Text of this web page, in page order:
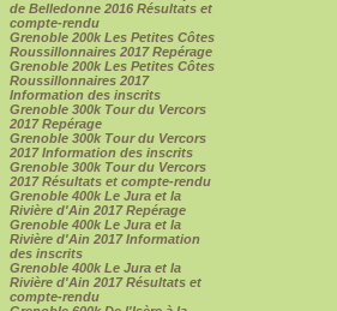
de Belledonne 2016 Résultats et
compte-rendu
Grenoble 200k Les Petites Côtes
Roussillonnaires 2017 Repérage
Grenoble 200k Les Petites Côtes
Roussillonnaires 2017
Information des inscrits
Grenoble 300k Tour du Vercors
2017 Repérage
Grenoble 300k Tour du Vercors
2017 Information des inscrits
Grenoble 300k Tour du Vercors
2017 Résultats et compte-rendu
Grenoble 400k Le Jura et la
Rivière d'Ain 2017 Repérage
Grenoble 400k Le Jura et la
Rivière d'Ain 2017 Information
des inscrits
Grenoble 400k Le Jura et la
Rivière d'Ain 2017 Résultats et
compte-rendu